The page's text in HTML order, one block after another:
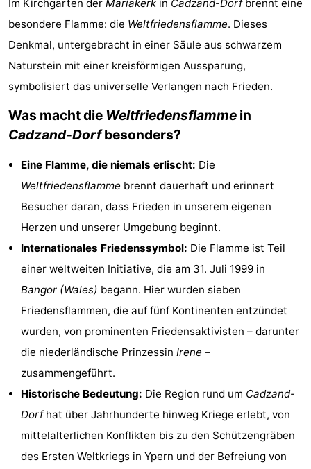
Meersee
Beach
Resort
Nieuwvliet-
Bad
-
De
Meulinge
-
EuroParcs
Cadzand
Hoogduin
-
Noordzee
Résidence
Cadzand-
Bad
-
Resort
Nieuwvliet-
Bad
Schoneveld
Strand
Resort
Nieuwvliet-
Bad
Waterdunen
Zonneweelde
Zwinhoeve
Hotels
Lastminutes
Strand
Sehen
Im Kirchgarten der Mariakerk in Cadzand-Dorfbrennt eine
besondere Flamme: die Weltfriedensflamme. Dieses
Denkmal, untergebracht in einer Säule aus schwarzem
Naturstein mit einer kreisförmigen Aussparung,
symbolisiert das universelle Verlangen nach Frieden.
Was macht die Weltfriedensflamme in
Cadzand-Dorfbesonders?
Eine Flamme, die niemals erlischt: Die
Weltfriedensflamme brennt dauerhaft und erinnert
Besucher daran, dass Frieden in unserem eigenen
Herzen und unserer Umgebung beginnt.
Internationales Friedenssymbol: Die Flamme ist Teil
einer weltweiten Initiative, die am 31. Juli 1999 in
Bangor (Wales) begann. Hier wurden sieben
Friedensflammen, die auf fünf Kontinenten entzündet
wurden, von prominenten Friedensaktivisten – darunter
die niederländische Prinzessin Irene –
zusammengeführt.
Historische Bedeutung: Die Region rund um Cadzand-
Dorfhat über Jahrhunderte hinweg Kriege erlebt, von
mittelalterlichen Konflikten bis zu den Schützengräben
des Ersten Weltkriegs in Ypern und der Befreiung von